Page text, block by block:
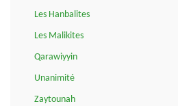
Les Hanbalites
Les Malikites
Qarawiyyin
Unanimité
Zaytounah